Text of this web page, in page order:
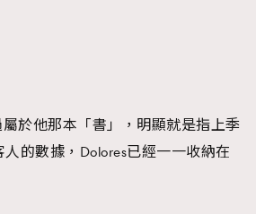
於他那本「書」，明顯就是指上季
的數據，Dolores已經一一收納在